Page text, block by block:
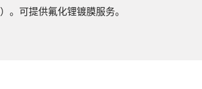
）。可提供氟化锂镀膜服务。